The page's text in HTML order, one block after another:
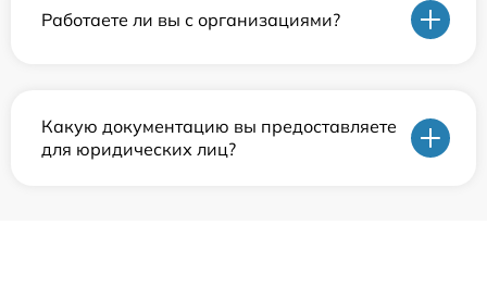
Работаете ли вы с организациями?
Какую документацию вы предоставляете
для юридических лиц?